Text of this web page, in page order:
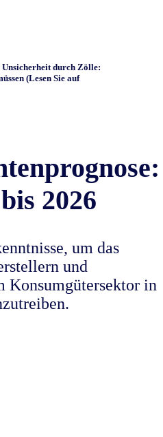
durch Zölle:
(Lesen Sie auf
2026
um das
und
Konsumgütersektor in